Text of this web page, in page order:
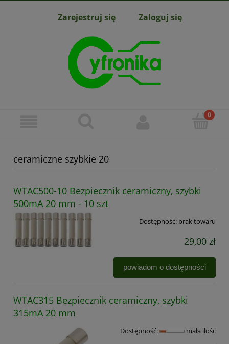
Zarejestruj się Zaloguj się
ceramiczne szybkie 20
WTAC500-10 Bezpiecznik ceramiczny, szybki
500mA 20 mm - 10 szt
Dostępność: brak towaru
29,00 zł
powiadom o dostępności
WTAC315 Bezpiecznik ceramiczny, szybki
315mA 20 mm
Dostępność: mała ilość